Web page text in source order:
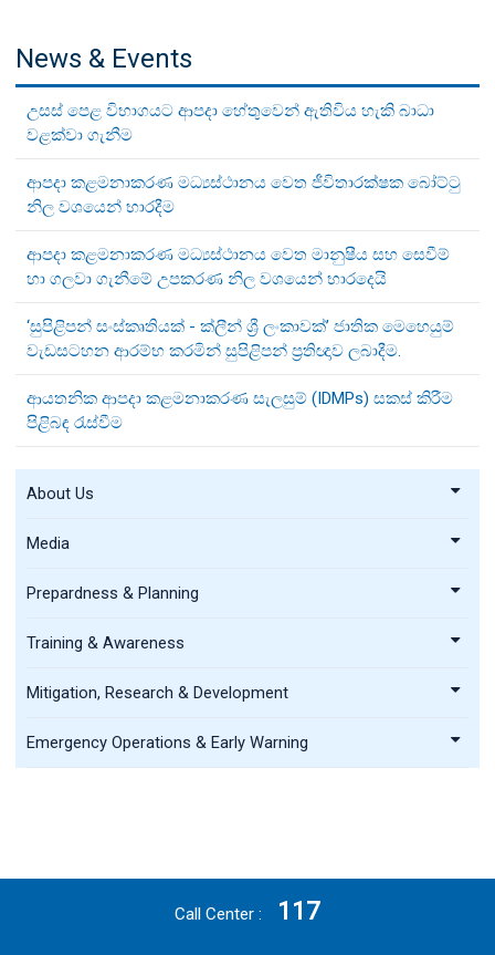
News & Events
උසස් පෙළ විභාගයට ආපදා හේතුවෙන් ඇතිවිය හැකි බාධා
වළක්වා ගැනීම
ආපදා කළමනාකරණ මධ්‍යස්ථානය වෙත ජීවිතාරක්ෂක බෝට්ටු
නිල වශයෙන් භාරදීම
ආපදා කළමනාකරණ මධ්‍යස්ථානය වෙත මානුෂීය සහ සෙවීම්
හා ගලවා ගැනීමේ උපකරණ නිල වශයෙන් භාරදෙයි
‘සුපිළිපන් සංස්කෘතියක් - ක්ලීන් ශ්‍රී ලංකාවක්’ ජාතික මෙහෙයුම්
වැඩසටහන ආරම්භ කරමින් සුපිළිපන් ප්‍රතිඥාව ලබාදීම.
ආයතනික ආපදා කළමනාකරණ සැලසුම් (IDMPs) සකස් කිරීම
පිළිබඳ රැස්වීම
About Us
Media
Prepardness & Planning
Training & Awareness
Mitigation, Research & Development
Emergency Operations & Early Warning
Call Center 117